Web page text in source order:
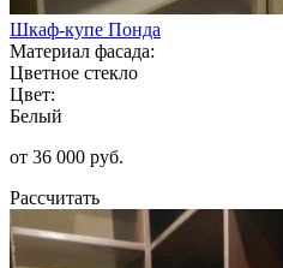
Шкаф-купе Понда
Материал фасада:
Цветное стекло
Цвет:
Белый
от 36 000 руб.
Рассчитать